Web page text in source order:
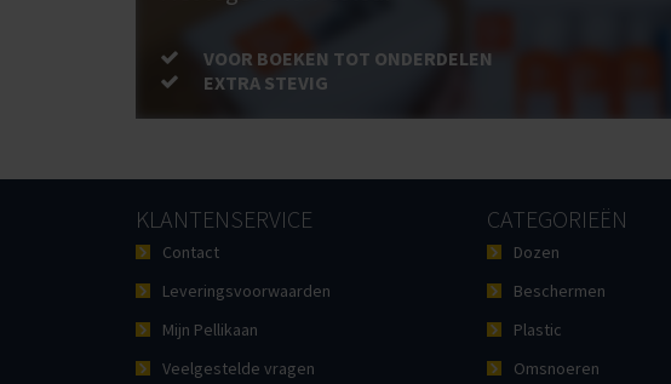
VOOR BOEKEN TOT ONDERDELEN
EXTRA STEVIG
KLANTENSERVICE
Contact
Leveringsvoorwaarden
Mijn Pellikaan
Veelgestelde vragen
CATEGORIEËN
Dozen
Beschermen
Plastic
Omsnoeren